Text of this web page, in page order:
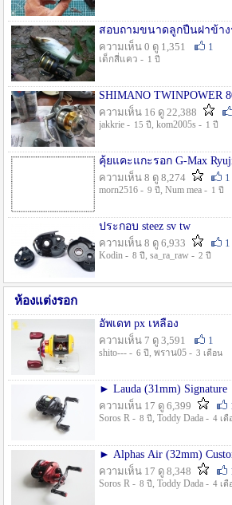
สอบถามขนาดลูกปืนฝาข้าง
ความเห็น 0 ดู 1,351
1
เด็กสี่แคว - 1 ปี
SHIMANO TWINPOWER
ความเห็น 16 ดู 22,388
jakkrie - 15 ปี , kom2005s - 1 ปี
คุ้ยแคะแกะรอก G-Max
ความเห็น 8 ดู 8,274
1
morn2516 - 9 ปี , Num mea - 1 ปี
ประกอบ steez sv tw
ความเห็น 8 ดู 6,933
1
Kodin - 8 ปี , sa_ra_raw - 2 ปี
ห้องแต่งรอก
อัพเดท px เหลือง
ความเห็น 7 ดู 3,591
1
shito--- - 6 ปี , พราน05 - 3 เดือน
► Lauda (31mm)
ความเห็น 17 ดู 6,399
Soros R - 8 ปี , Toddy Dada - 4 เดื
► Alphas Air (32mm)
ความเห็น 17 ดู 8,348
Soros R - 8 ปี , Toddy Dada - 4 เดื